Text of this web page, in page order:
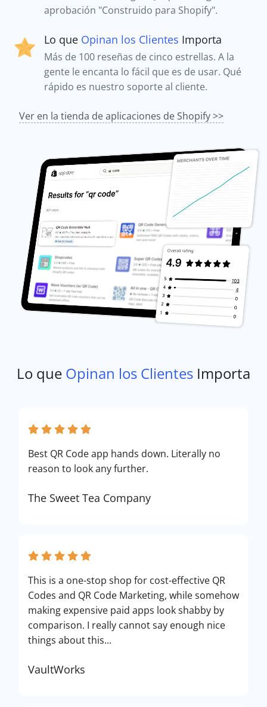
aprobación "Construido para Shopify".
Lo que Opinan los Clientes Importa
Más de 100 reseñas de cinco estrellas. A la
gente le encanta lo fácil que es de usar. Qué
rápido es nuestro soporte al cliente.
Ver en la tienda de aplicaciones de Shopify >>
Lo que Opinan los Clientes Importa
Best QR Code app hands down. Literally no
reason to look any further.
The Sweet Tea Company
This is a one-stop shop for cost-effective QR
Codes and QR Code Marketing, while somehow
making expensive paid apps look shabby by
comparison. I really cannot say enough nice
things about this...
VaultWorks